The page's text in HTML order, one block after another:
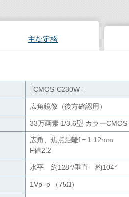
主な定格
｢CMOS-C230W｣
広角鏡像（後方確認用）
33万画素 1/3.6型 カラーCMOS
広角、焦点距離f＝1.12mm
F値2.2
水平 約128°/垂直 約104°
1Vp-ｐ（75Ω）